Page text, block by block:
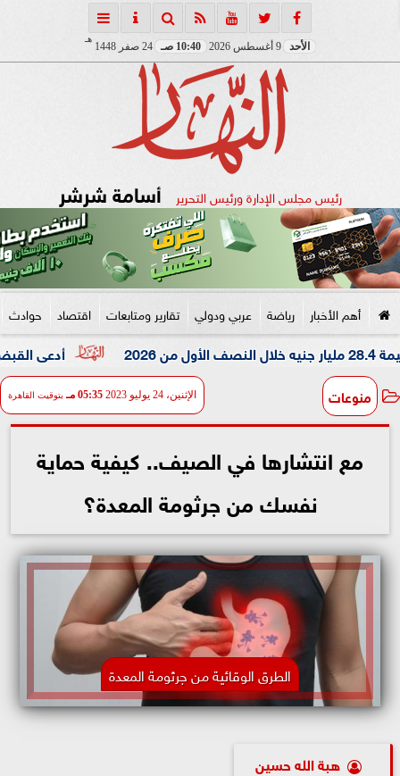
الأحد 10:40 صـ 24 صفر 1448
هـ
رئيس مجلس الإدارة ورئيس التحرير أسامة شرشر
أهم الأخبار رياضة عربي ودولي تقارير ومتابعات اقتصاد حوادث
أدعى القبض على
منوعات الإثنين، 24 يوليو 2023 05:35 مـ بتوقيت القاهرة
مع انتشارها في الصيف.. كيفية حماية
نفسك من جرثومة المعدة؟
الطرق الوقائية من جرثومة المعدة
هبة الله حسين